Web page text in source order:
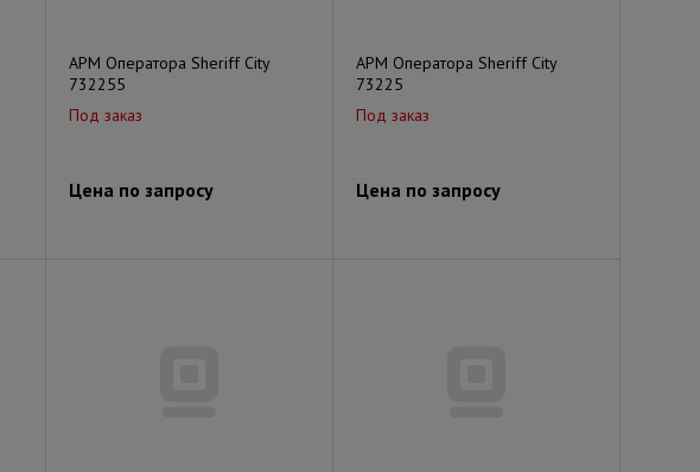
АРМ Оператора Sheriff City
732255
Под заказ
Цена по запросу
АРМ Оператора Sheriff City
73225
Под заказ
Цена по запросу